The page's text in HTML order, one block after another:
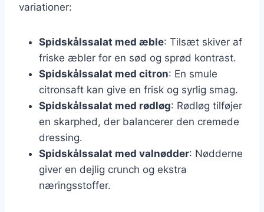
variationer:
Spidskålssalat med æble: Tilsæt skiver af
friske æbler for en sød og sprød kontrast.
Spidskålssalat med citron: En smule
citronsaft kan give en frisk og syrlig smag.
Spidskålssalat med rødløg: Rødløg tilføjer
en skarphed, der balancerer den cremede
dressing.
Spidskålssalat med valnødder: Nødderne
giver en dejlig crunch og ekstra
næringsstoffer.